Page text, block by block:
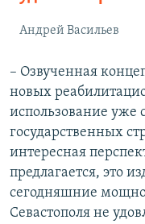
Андрей Васильев
– Озвученная
новых
использование
государственных
интересная
предлагается, это
сегодняшние
Севастополя не